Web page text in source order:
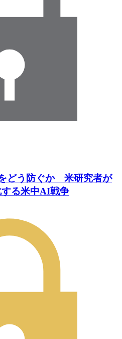
どう防ぐか 米研究者が
る米中AI戦争